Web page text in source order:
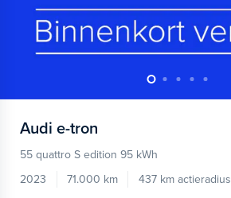
Audi e-tron
55 quattro S edition 95 kWh
2023
71.000 km 437 km actieradius